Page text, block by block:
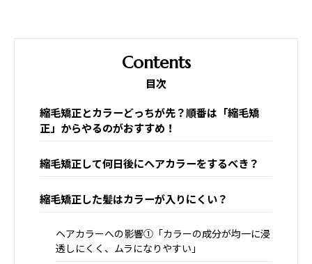
目次
縮毛矯正とカラーどっちが先？順番は「縮毛矯
正」からやるのがおすすめ！
縮毛矯正して何日後にヘアカラーをするべき？
縮毛矯正した髪はカラーが入りにくい？
ヘアカラーへの影響①「カラーの成分が均一に浸
透しにくく、ムラになりやすい」